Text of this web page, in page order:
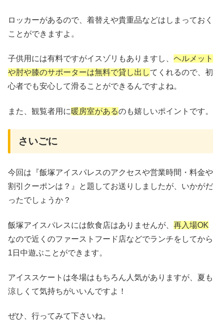
ロッカーがあるので、着替えや貴重品などはしまっておく
ことができますよ。
子供用には有料ですがイスゾリもありますし、 ヘルメット
や肘や膝のサポーターは無料で貸し出してくれるので、初
心者でも安心して滑ることができるんですよね。
また、観覧者用に暖房室があるのも嬉しいポイントです。
さいごに
今回は『飯塚アイスパレスのアクセスや営業時間・料金や
割引クーポンは？』と題してお送りしましたが、いかがだ
ったでしょうか？
飯塚アイスパレスには飲食店はありませんが、 再入場OK
なので近くのファーストフード店などでランチをしてから
1日中遊ぶことができます。
アイススケートは冬場はもちろん人気がありますが、夏も
涼しくて気持ちがいいんですよ！
ぜひ、行ってみて下さいね。